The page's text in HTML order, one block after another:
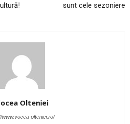
sunt cele sezoniere
Olteniei
www.vocea-olteniei.ro/